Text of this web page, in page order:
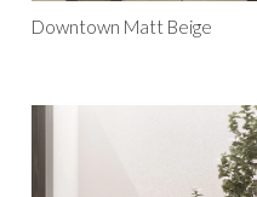
Downtown Matt Beige